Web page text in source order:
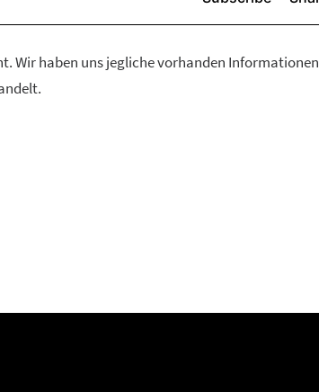
Wir haben uns jegliche vorhanden Informationen